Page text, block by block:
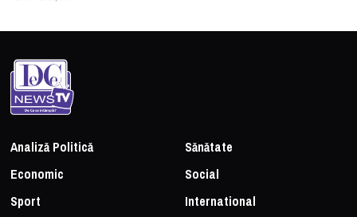
Analiză Politică
Sănătate
Economic
Social
Sport
International